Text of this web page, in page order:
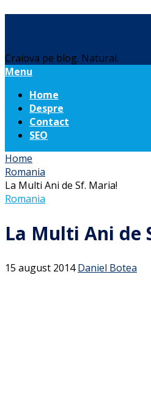
Craiova pe blog. Natural.
Menu
Home
Despre
Contact
SEO
Home
Romania
La Multi Ani de Sf. Maria!
Romania
La Multi Ani de
15 august 2014 Daniel Botea